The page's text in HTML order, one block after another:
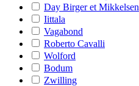
Day Birger et Mikkelsen
Iittala
Vagabond
Roberto Cavalli
Wolford
Bodum
Zwilling